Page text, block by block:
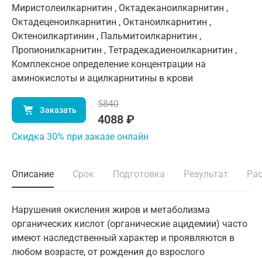
Миристолеилкарнитин , Октадеканоилкарнитин ,
Октадеценоилкарнитин , Октаноилкарнитин ,
Октеноилкартинин , Пальмитоилкарнитин ,
Пропионилкарнитин , Тетрадекадиеноилкарнитин ,
Комплексное определение концентрации на
аминокислоты и ацилкарнитины в крови
Заказать
5840
4088 ₽
Cкидка 30% при заказе онлайн
Описание Срок Подготовка Результат
Нарушения окисления жиров и метаболизма
органических кислот (органические ацидемии) часто
имеют наследственный характер и проявляются в
любом возрасте, от рождения до взрослого